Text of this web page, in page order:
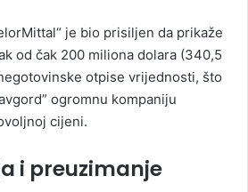
je bio prisiljen da prikaže
od čak 200 miliona dolara (340,5
otpise vrijednosti, što
ogromnu kompaniju
cijeni.
i preuzimanje